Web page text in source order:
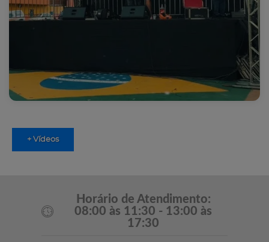
+ Vídeos
Horário de Atendimento:
08:00 às 11:30 - 13:00 às
17:30